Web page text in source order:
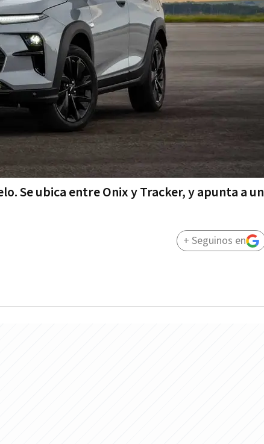
Se ubica entre Onix y Tracker, y apunta a un
+ Seguinos en